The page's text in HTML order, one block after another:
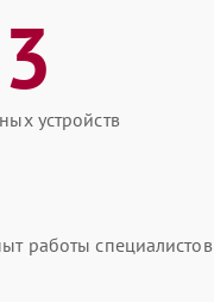
устройств
работы специалистов